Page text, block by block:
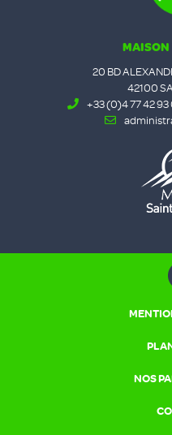
MAISON
20 BD
42100
+33 (0)4 77 42
NOS